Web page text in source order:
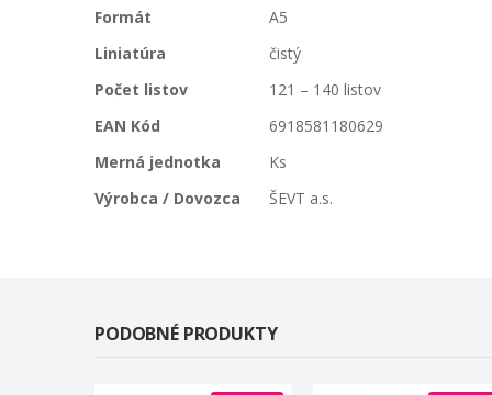
Formát
A5
Liniatúra
čistý
Počet listov
121 – 140 listov
EAN Kód
6918581180629
Merná jednotka
Ks
Výrobca / Dovozca
ŠEVT a.s.
PODOBNÉ PRODUKTY